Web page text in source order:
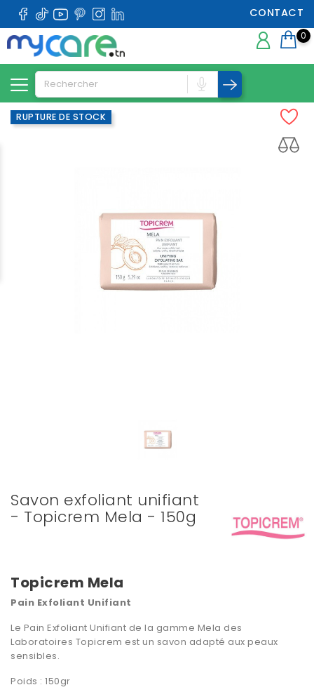
CONTACT
0
RUPTURE DE STOCK
Savon exfoliant unifiant
- Topicrem Mela - 150g
Topicrem Mela
Pain Exfoliant Unifiant
Le Pain Exfoliant Unifiant de la gamme Mela des
Laboratoires Topicrem est un savon adapté aux peaux
sensibles.
Poids : 150gr